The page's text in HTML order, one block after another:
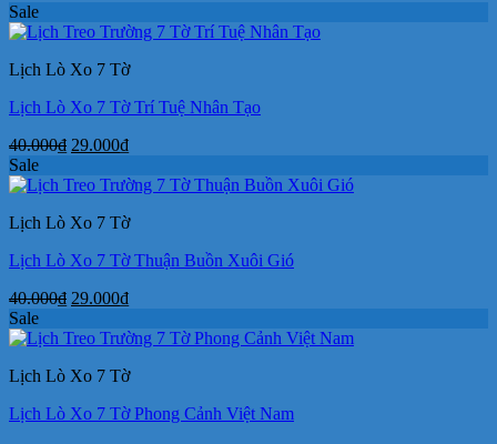
Sale
Lịch Lò Xo 7 Tờ
Lịch Lò Xo 7 Tờ Trí Tuệ Nhân Tạo
40.000₫ Giá
là:
29.000₫Giá
tại
29.000₫.
Sale
Lịch Lò Xo 7 Tờ
Lịch Lò Xo 7 Tờ Thuận Buồn Xuôi Gió
40.000₫ Giá
là:
29.000₫Giá
tại
29.000₫.
Sale
Lịch Lò Xo 7 Tờ
Lịch Lò Xo 7 Tờ Phong Cảnh Việt Nam